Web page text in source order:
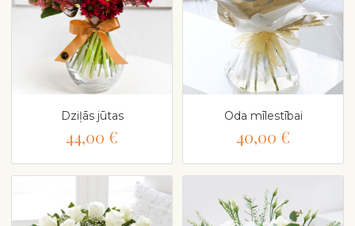
Dziļās jūtas
44,00 €
Oda mīlestībai
40,00 €